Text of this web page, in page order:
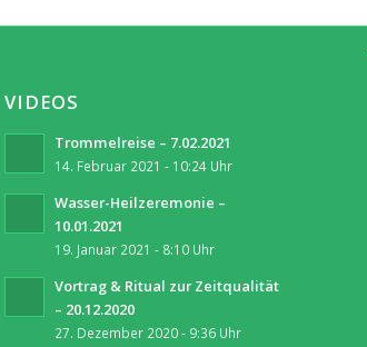
VIDEOS
Trommelreise – 7.02.2021
14. Februar 2021 - 10:24 Uhr
Wasser-Heilzeremonie –
10.01.2021
19. Januar 2021 - 8:10 Uhr
Vortrag & Ritual zur Zeitqualität
– 20.12.2020
27. Dezember 2020 - 9:36 Uhr